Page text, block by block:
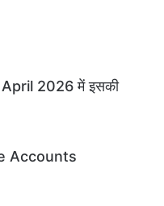
2026 में इसकी
Accounts